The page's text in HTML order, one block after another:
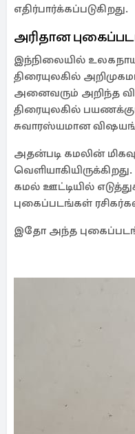
எதிர்பார்க்கப்படுகிறது.
அரிதான
இந்நிலையில்
திரையுலகில்
அனைவரும் அறிந்த
திரையுலகில்
சுவாரஸ்யமான
அதன்படி கமலின்
கமல் ஊட்டியில்
புகைப்படங்கள்
இதோ அந்த